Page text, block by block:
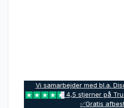
Vi samarbejder med bl.a.
4,5 stjerner på
✅Gratis